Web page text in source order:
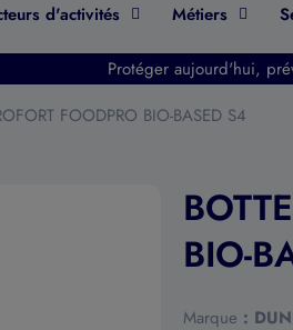
d'activités Métiers
Protéger aujourd'hui,
FOODPRO BIO-BASED S4
BIO-
Marque :